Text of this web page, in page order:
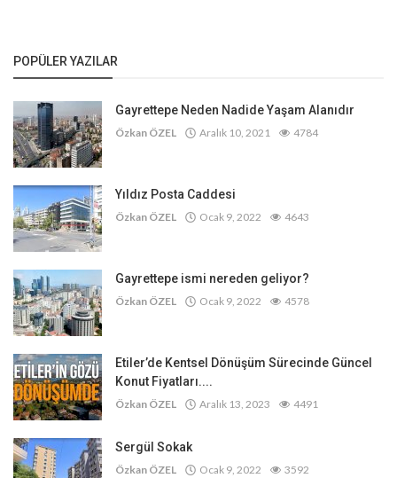
POPÜLER YAZILAR
Gayrettepe Neden Nadide Yaşam Alanıdır
Özkan ÖZEL Aralık 10, 2021 4784
Yıldız Posta Caddesi
Özkan ÖZEL Ocak 9, 2022 4643
Gayrettepe ismi nereden geliyor?
Özkan ÖZEL Ocak 9, 2022 4578
Etiler’de Kentsel Dönüşüm Sürecinde Güncel
Konut Fiyatları....
Özkan ÖZEL Aralık 13, 2023 4491
Sergül Sokak
Özkan ÖZEL Ocak 9, 2022 3592